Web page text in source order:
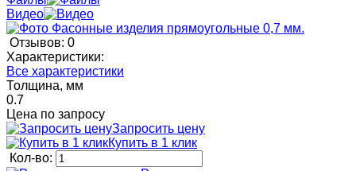
Видео
Отзывов: 0
Характеристики:
Все характеристики
Толщина, мм
0.7
Цена по запросу
Запросить цену
Купить в 1 клик
Кол-во: